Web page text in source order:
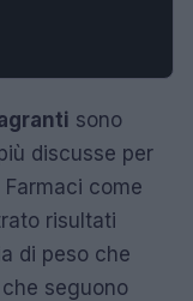
sono
discusse per
Farmaci come
risultati
di peso che
seguono